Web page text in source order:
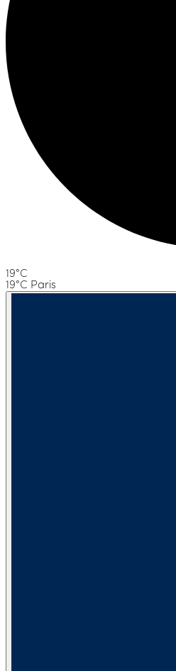
19°C
19°C Paris